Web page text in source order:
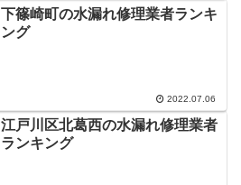
下篠崎町の水漏れ修理業者ランキ
ング
2022.07.06
江戸川区北葛西の水漏れ修理業者
ランキング